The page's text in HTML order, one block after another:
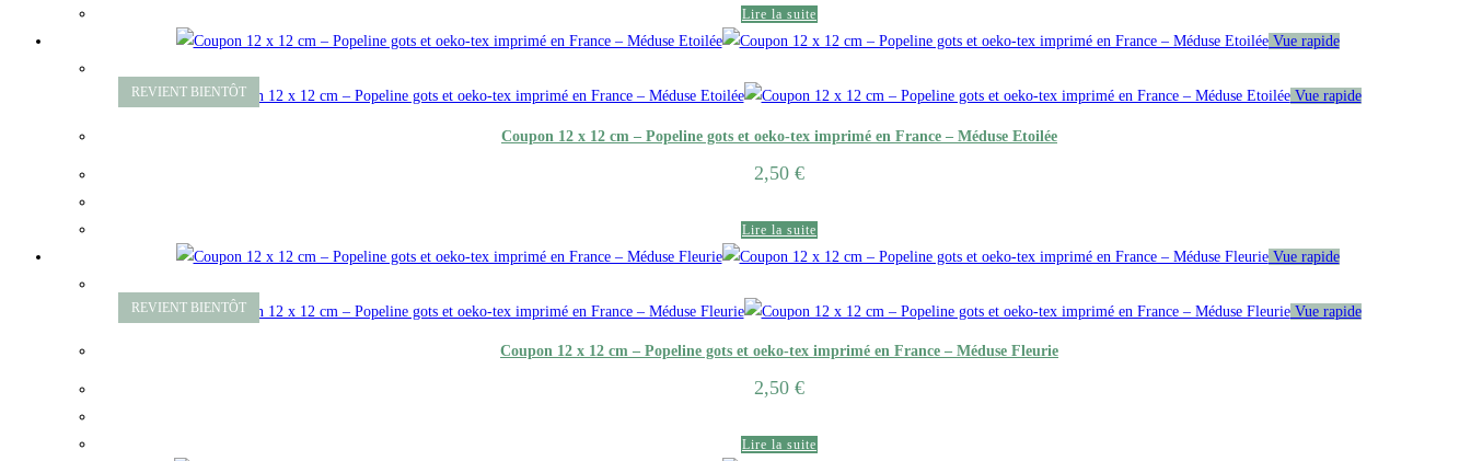
Lire la suite
Vue rapide
Vue rapide
Coupon 12 x 12 cm – Popeline gots et oeko-tex imprimé en France – Méduse Etoilée
2,50 €
Lire la suite
Vue rapide
Vue rapide
Coupon 12 x 12 cm – Popeline gots et oeko-tex imprimé en France – Méduse Fleurie
2,50 €
Lire la suite